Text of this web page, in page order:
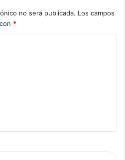
no será publicada. Los campos
*